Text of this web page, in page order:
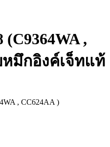
,
มึกอิงค์เจ็ทแท้
, CC624AA )